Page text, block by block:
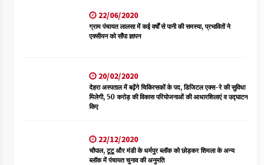
22/06/2020
ग्राम पंचायत लालसा में कई वर्षों से पानी की समस्या, प्रभावितों ने
एक्सीयन को सौंपा ज्ञापन
20/02/2020
देहरा अस्पताल में बढ़ेंगे चिकित्सकों के पद, डिजिटल एक्स-रे की सुविधा
मिलेगी, 50 करोड़ की विकास परियोजनाओं की आधारशिलाएं व उद्घाटन
किए
22/12/2020
चौपाल, टूटू और मंडी के धर्मपुर ब्लॉक को छोड़कर शिमला के अन्य
ब्लॉक में पंचायत चुनाव की अनुमति